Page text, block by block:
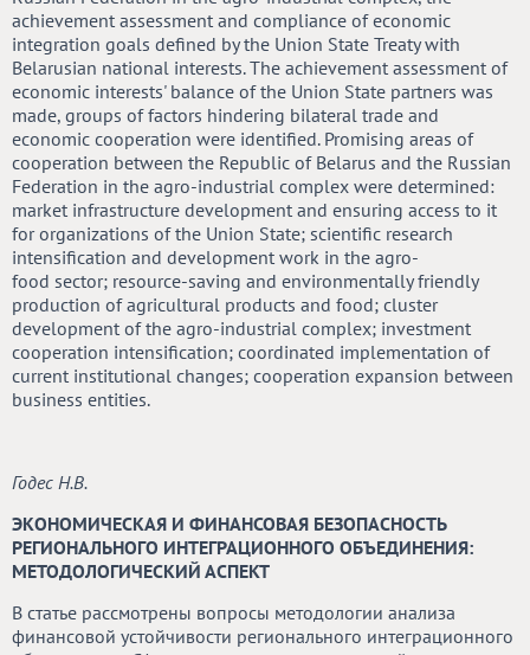
achievement assessment and compliance of economic
integration goals defined by the Union State Treaty with
Belarusian national interests. The achievement assessment of
economic interests' balance of the Union State partners was
made, groups of factors hindering bilateral trade and
economic cooperation were identified. Promising areas of
cooperation between the Republic of Belarus and the Russian
Federation in the agro-industrial complex were determined:
market infrastructure development and ensuring access to it
for organizations of the Union State; scientific research
intensification and development work in the agro-
food sector; resource-saving and environmentally friendly
production of agricultural products and food; cluster
development of the agro-industrial complex; investment
cooperation intensification; coordinated implementation of
current institutional changes; cooperation expansion between
business entities.
Годес Н.В.
ЭКОНОМИЧЕСКАЯ И ФИНАНСОВАЯ БЕЗОПАСНОСТЬ
РЕГИОНАЛЬНОГО ИНТЕГРАЦИОННОГО ОБЪЕДИНЕНИЯ:
МЕТОДОЛОГИЧЕСКИЙ АСПЕКТ
В статье рассмотрены вопросы методологии анализа
финансовой устойчивости регионального интеграционного